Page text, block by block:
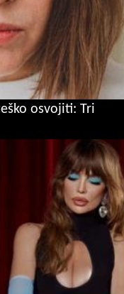
osvojiti: Tri